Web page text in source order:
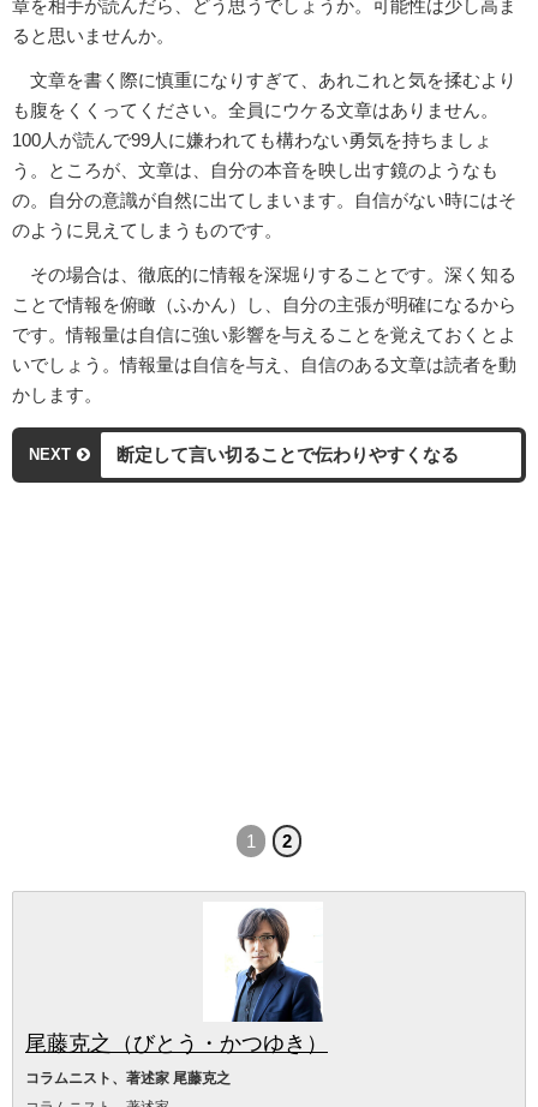
章を相手が読んだら、どう思うでしょうか。可能性は少し高ま
ると思いませんか。
文章を書く際に慎重になりすぎて、あれこれと気を揉むより
も腹をくくってください。全員にウケる文章はありません。
100人が読んで99人に嫌われても構わない勇気を持ちましょ
う。ところが、文章は、自分の本音を映し出す鏡のようなも
の。自分の意識が自然に出てしまいます。自信がない時にはそ
のように見えてしまうものです。
その場合は、徹底的に情報を深堀りすることです。深く知る
ことで情報を俯瞰（ふかん）し、自分の主張が明確になるから
です。情報量は自信に強い影響を与えることを覚えておくとよ
いでしょう。情報量は自信を与え、自信のある文章は読者を動
かします。
NEXT 断定して言い切ることで伝わりやすくなる
1 2
尾藤克之（びとう・かつゆき）
コラムニスト、著述家 尾藤克之